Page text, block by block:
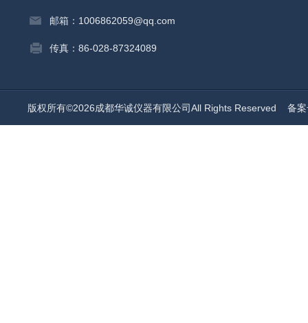
邮箱：1006862059@qq.com
传真：86-028-87324089
版权所有©2026成都华诚仪器有限公司All Rights Reserved 备